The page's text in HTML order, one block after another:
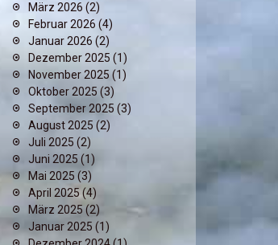
März 2026 (2)
Februar 2026 (4)
Januar 2026 (2)
Dezember 2025 (1)
November 2025 (1)
Oktober 2025 (3)
September 2025 (3)
August 2025 (2)
Juli 2025 (2)
Juni 2025 (1)
Mai 2025 (3)
April 2025(4)
März 2025 (2)
Januar 2025 (1)